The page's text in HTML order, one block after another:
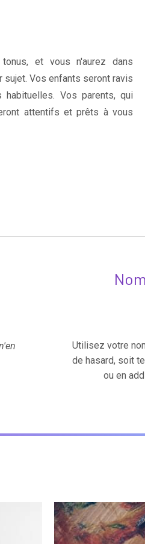
et vous n'aurez dans
sujet. Vos enfants seront ravis
Vos parents, qui
attentifs et prêts à vous
Utilisez votre
de hasard, soit
ou en